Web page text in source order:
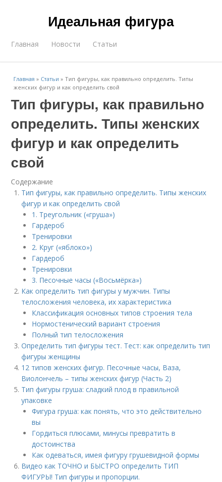
Идеальная фигура
Главная Новости Статьи
Главная » Статьи »Тип фигуры, как правильно определить. Типы
женских фигур и как определить свой
Тип фигуры, как правильно
определить. Типы женских
фигур и как определить
свой
Содержание
Тип фигуры, как правильно определить. Типы женских
фигур и как определить свой
1. Треугольник («груша»)
Гардероб
Тренировки
2. Круг («яблоко»)
Гардероб
Тренировки
3. Песочные часы («Восьмёрка»)
Как определить тип фигуры у мужчин. Типы
телосложения человека, их характеристика
Классификация основных типов строения тела
Нормостенический вариант строения
Полный тип телосложения
Определить тип фигуры тест. Тест: как определить тип
фигуры женщины
12 типов женских фигур. Песочные часы, Ваза,
Виолончель – типы женских фигур (Часть 2)
Тип фигуры груша: сладкий плод в правильной
упаковке
Фигура груша: как понять, что это действительно
вы
Гордиться плюсами, минусы превратить в
достоинства
Как одеваться, имея фигуру грушевидной формы
Видео как ТОЧНО и БЫСТРО определить ТИП
ФИГУРЫ! Тип фигуры и пропорции.